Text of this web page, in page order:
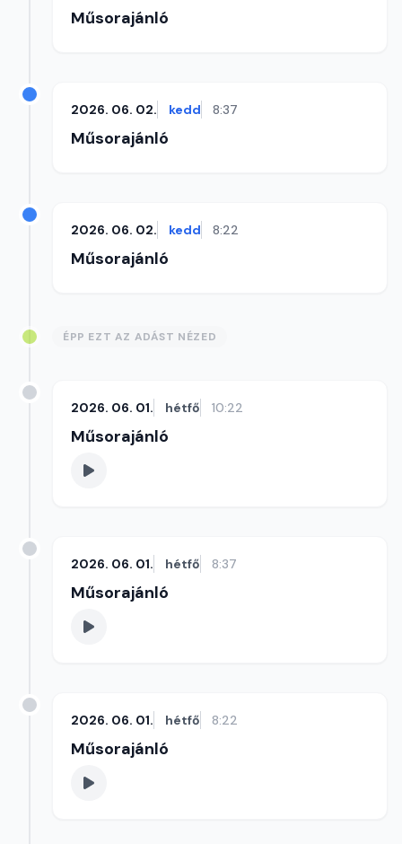
Műsorajánló
2026. 06. 02. kedd 8:37
Műsorajánló
2026. 06. 02. kedd 8:22
Műsorajánló
ÉPP EZT AZ ADÁST NÉZED
2026. 06. 01. hétfő 10:22
Műsorajánló
2026. 06. 01. hétfő 8:37
Műsorajánló
2026. 06. 01. hétfő 8:22
Műsorajánló